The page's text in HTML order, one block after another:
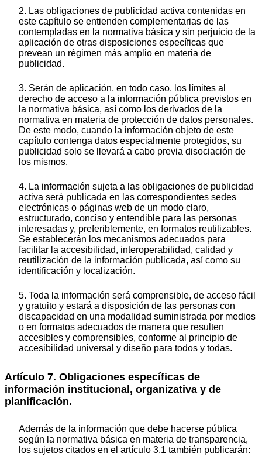
2. Las obligaciones de publicidad activa contenidas en
este capítulo se entienden complementarias de las
contempladas en la normativa básica y sin perjuicio de la
aplicación de otras disposiciones específicas que
prevean un régimen más amplio en materia de
publicidad.
3. Serán de aplicación, en todo caso, los límites al
derecho de acceso a la información pública previstos en
la normativa básica, así como los derivados de la
normativa en materia de protección de datos personales.
De este modo, cuando la información objeto de este
capítulo contenga datos especialmente protegidos, su
publicidad solo se llevará a cabo previa disociación de
los mismos.
4. La información sujeta a las obligaciones de publicidad
activa será publicada en las correspondientes sedes
electrónicas o páginas web de un modo claro,
estructurado, conciso y entendible para las personas
interesadas y, preferiblemente, en formatos reutilizables.
Se establecerán los mecanismos adecuados para
facilitar la accesibilidad, interoperabilidad, calidad y
reutilización de la información publicada, así como su
identificación y localización.
5. Toda la información será comprensible, de acceso fácil
y gratuito y estará a disposición de las personas con
discapacidad en una modalidad suministrada por medios
o en formatos adecuados de manera que resulten
accesibles y comprensibles, conforme al principio de
accesibilidad universal y diseño para todos y todas.
Artículo 7. Obligaciones específicas de
información institucional, organizativa y de
planificación.
Además de la información que debe hacerse pública
según la normativa básica en materia de transparencia,
los sujetos citados en el artículo 3.1 también publicarán: